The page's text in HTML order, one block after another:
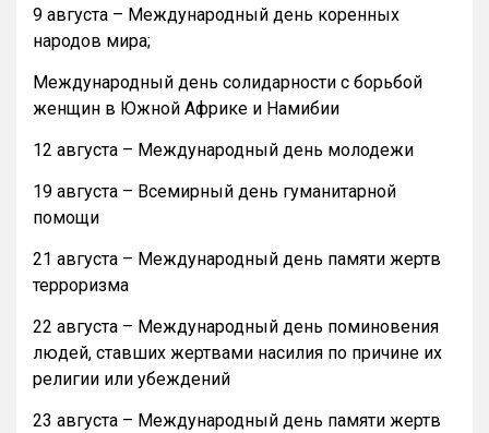
9 августа – Международный день коренных
народов мира;
Международный день солидарности с борьбой
женщин в Южной Африке и Намибии
12 августа – Международный день молодежи
19 августа – Всемирный день гуманитарной
помощи
21 августа – Международный день памяти жертв
терроризма
22 августа – Международный день поминовения
людей, ставших жертвами насилия по причине их
религии или убеждений
23 августа – Международный день памяти жертв